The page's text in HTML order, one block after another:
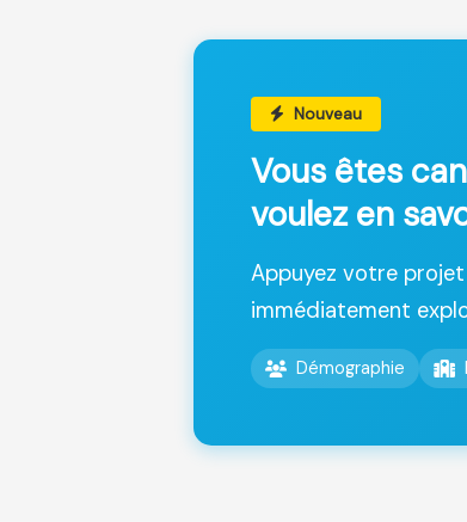
Nouveau
Vous êtes
voulez en
Appuyez votre
immédiatement
Démographie